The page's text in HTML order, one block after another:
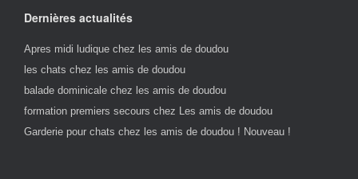
Dernières actualités
Apres midi ludique chez les amis de doudou
les chats chez les amis de doudou
balade dominicale chez les amis de doudou
formation premiers secours chez Les amis de doudou
Garderie pour chats chez les amis de doudou ! Nouveau !